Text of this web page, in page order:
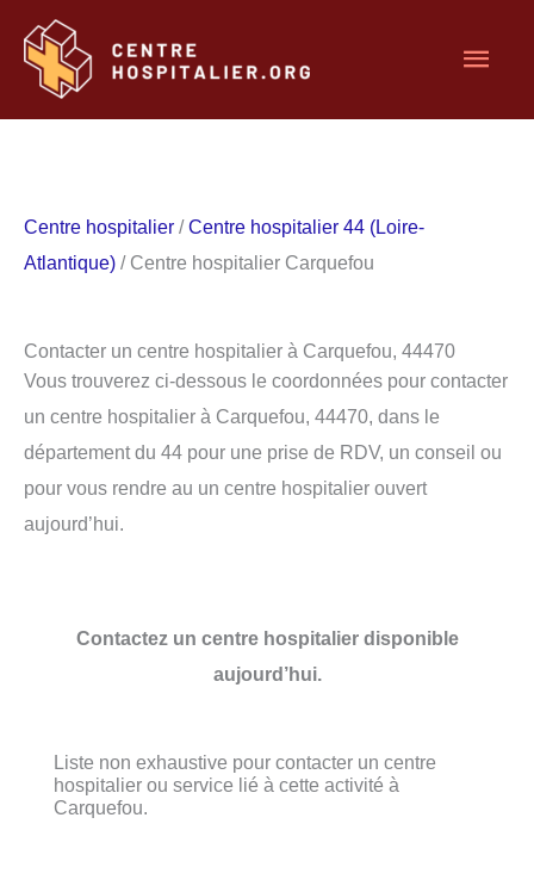
contenu
Centre hospitalier /Centre hospitalier 44 (Loire-
Atlantique) / Centre hospitalier Carquefou
Contacter un centre hospitalier à Carquefou, 44470
Vous trouverez ci-dessous le coordonnées pour contacter
un centre hospitalier à Carquefou, 44470, dans le
département du 44 pour une prise de RDV, un conseil ou
pour vous rendre au un centre hospitalier ouvert
aujourd’hui.
Contactez un centre hospitalier disponible
aujourd’hui.
Liste non exhaustive pour contacter un centre
hospitalier ou service lié à cette activité à
Carquefou.